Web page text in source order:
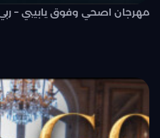
مهرجان اصحي وفوق يابيبي –